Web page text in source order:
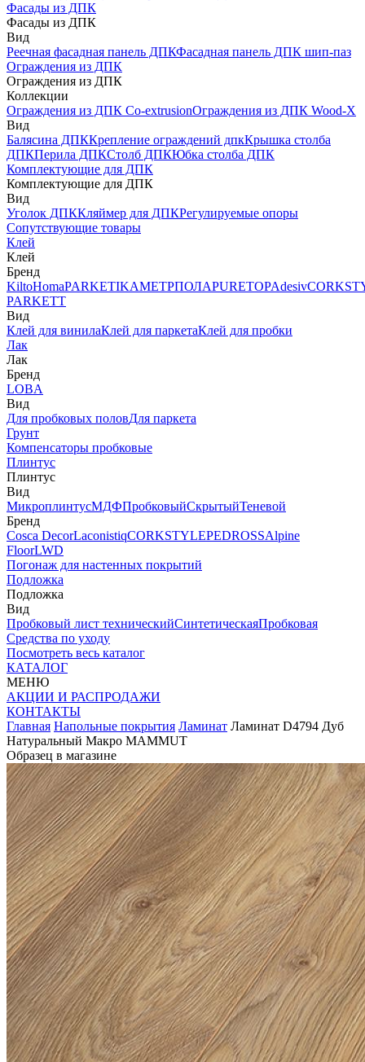
Фасады из ДПК
Фасады из ДПК
Вид
Реечная фасадная панель ДПКФасадная панель ДПК шип-паз
Ограждения из ДПК
Ограждения из ДПК
Коллекции
Ограждения из ДПК Co-extrusionОграждения из ДПК Wood-X
Вид
Балясина ДПККрепление ограждений дпкКрышка столба
ДПКПерила ДПКСтолб ДПКЮбка столба ДПК
Комплектующие для ДПК
Комплектующие для ДПК
Вид
Уголок ДПККляймер для ДПКРегулируемые опоры
Сопутствующие товары
Клей
Клей
Бренд
KiltoHomaPARKETIKAМЕТРПОЛАPURETOPAdesiv
PARKETT
Вид
Клей для винилаКлей для паркетаКлей для пробки
Лак
Лак
Бренд
LOBA
Вид
Для пробковых половДля паркета
Грунт
Компенсаторы пробковые
Плинтус
Плинтус
Вид
МикроплинтусМДФПробковыйСкрытыйТеневой
Бренд
Cosca DecorLaconistiqCORKSTYLEPEDROSSAlpine
FloorLWD
Погонаж для настенных покрытий
Подложка
Подложка
Вид
Пробковый лист техническийСинтетическаяПробковая
Средства по уходу
Посмотреть весь каталог
КАТАЛОГ
МЕНЮ
АКЦИИ И РАСПРОДАЖИ
КОНТАКТЫ
Главная Напольные покрытия Ламинат Ламинат D4794 Дуб
Натуральный Макро MAMMUT
Образец в магазине